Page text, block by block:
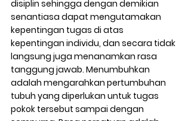
disiplin sehingga dengan demikian
senantiasa dapat mengutamakan
kepentingan tugas di atas
kepentingan individu, dan secara tidak
langsung juga menanamkan rasa
tanggung jawab. Menumbuhkan
adalah mengarahkan pertumbuhan
tubuh yang diperlukan untuk tugas
pokok tersebut sampai dengan